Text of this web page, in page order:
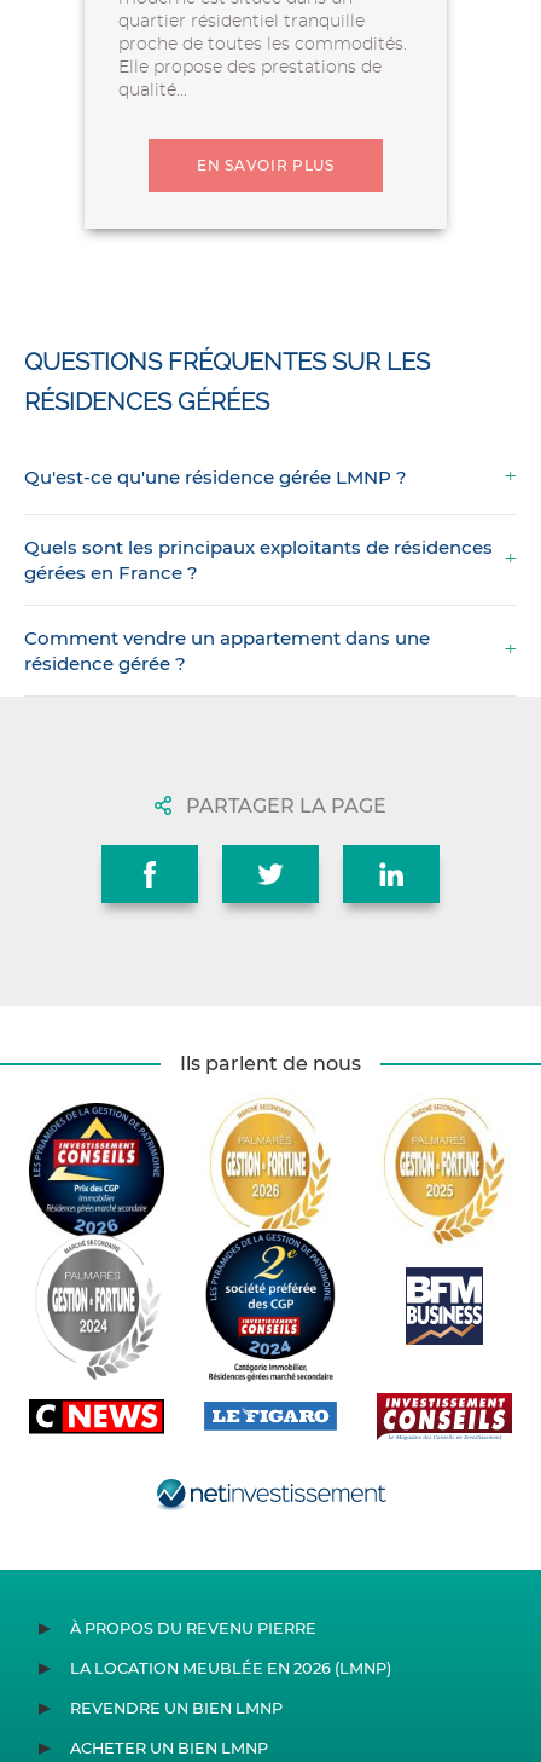
quartier résidentiel tranquille
proche de toutes les commodités.
Elle propose des prestations de
qualité...
EN SAVOIR PLUS
QUESTIONS FRÉQUENTES SUR LES
RÉSIDENCES GÉRÉES
Qu'est-ce qu'une résidence gérée LMNP ?
Quels sont les principaux exploitants de résidences
gérées en France ?
Comment vendre un appartement dans une
résidence gérée ?
PARTAGER LA PAGE
Ils parlent de nous
À PROPOS DU REVENU PIERRE
LA LOCATION MEUBLÉE EN 2026 (LMNP)
REVENDRE UN BIEN LMNP
ACHETER UN BIEN LMNP